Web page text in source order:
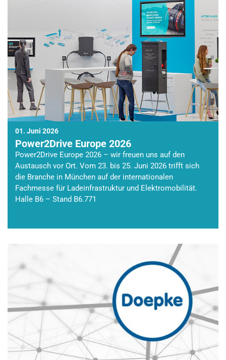
01. Juni 2026
Power2Drive Europe 2026
Power2Drive Europe 2026 – wir freuen uns auf den
Austausch vor Ort. Vom 23. bis 25. Juni 2026 trifft sich
die Branche in München auf der internationalen
Fachmesse für Ladeinfrastruktur und Elektromobilität.
Halle B6 – Stand B6.771